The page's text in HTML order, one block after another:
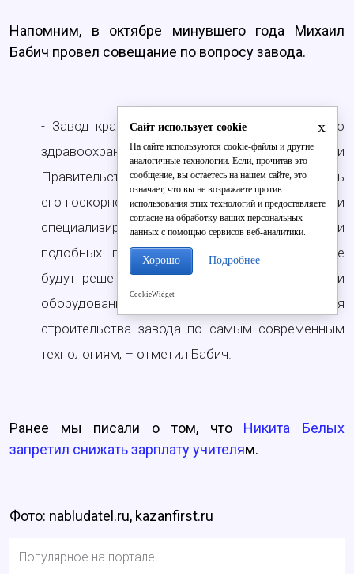
Напомним, в октябре минувшего года Михаил
Бабич провел совещание по вопросу завода.
- Завод крайне нужен системе отечественного
здравоохранения. Мы предложили
Правительству Российской Федерации передать
его госкорпорации «Ростехнологии», так как они
специализируются, в том числе, на реализации
подобных проектов. С их участием быстрее
будут решены вопросы аудита, инвентаризации
оборудования и, самое главное, завершения
строительства завода по самым современным
технологиям, – отметил Бабич.
Ранее мы писали о том, что Никита Белых
запретил снижать зарплату учителям.
Фото: nabludatel.ru, kazanfirst.ru
Популярное на портале
x
Сайт использует cookie
На сайте используются cookie-файлы и другие
аналогичные технологии. Если, прочитав это
сообщение, вы остаетесь на нашем сайте, это
означает, что вы не возражаете против
использования этих технологий и предоставляете
согласие на обработку ваших персональных
данных с помощью сервисов веб-аналитики.
Хорошо Подробнее
CookieWidget